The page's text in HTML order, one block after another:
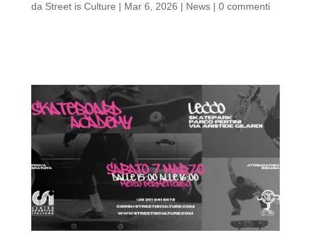
da Street is Culture | Mar 6, 2026 | News| 0 commenti